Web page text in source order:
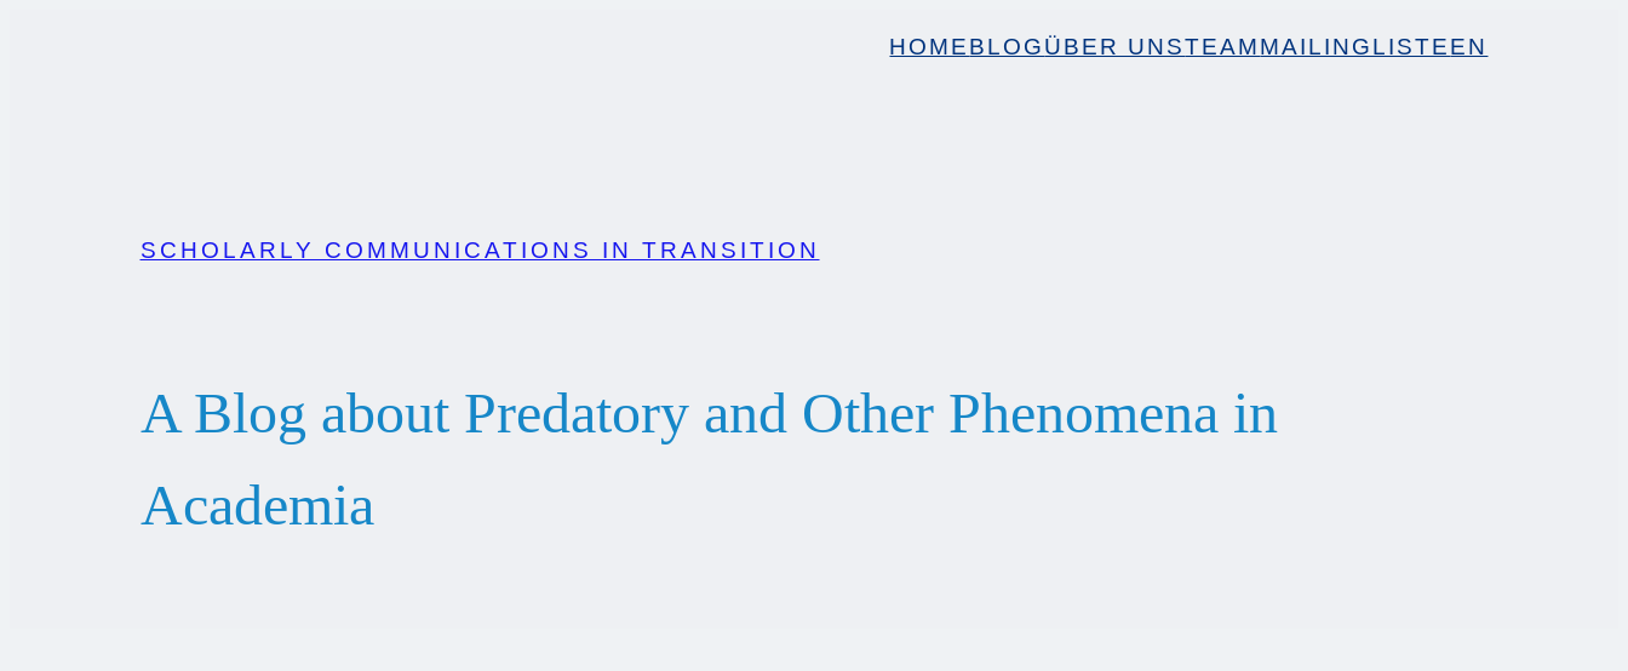
HOMEBLOGÜBER UNSTEAMMAILINGLISTEEN
SCHOLARLY COMMUNICATIONS IN TRANSITION
A Blog about Predatory and Other Phenomena in
Academia